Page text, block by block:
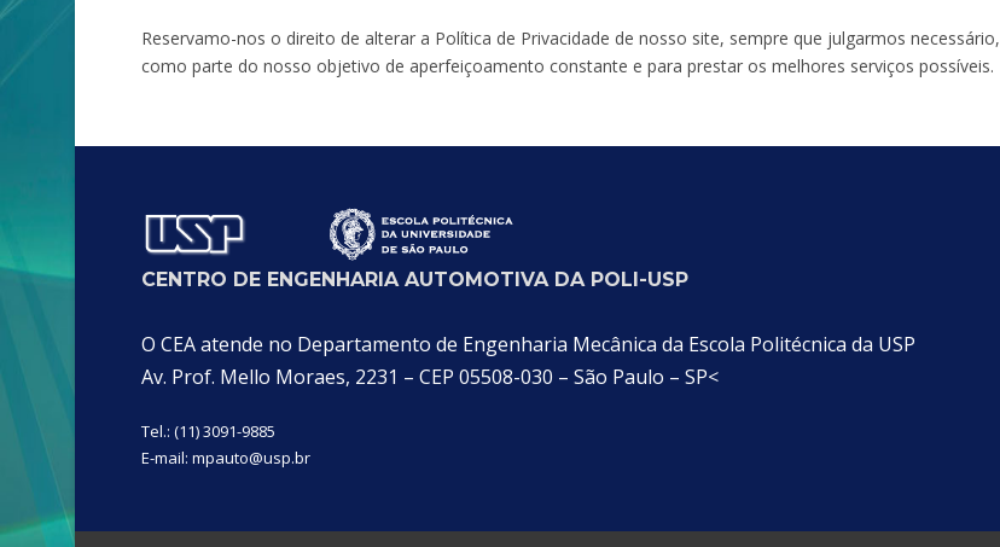
Reservamo-nos o direito de alterar a Política de Privacidade de nosso site, sempre que julgarmos necessário,
como parte do nosso objetivo de aperfeiçoamento constante e para prestar os melhores serviços possíveis.
CENTRO DE ENGENHARIA AUTOMOTIVA DA POLI-USP
O CEA atende no Departamento de Engenharia Mecânica da Escola Politécnica da USP
Av. Prof. Mello Moraes, 2231 – CEP 05508-030 – São Paulo – SP<
Tel.: (11) 3091-9885
E-mail: mpauto@usp.br